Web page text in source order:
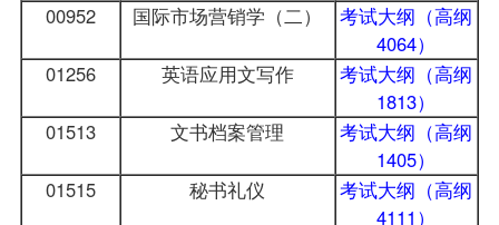
00952
国际市场营销学（二）
考试大纲（高纲
4064）
01256
英语应用文写作
考试大纲（高纲
1813）
01513
文书档案管理
考试大纲（高纲
1405）
01515
秘书礼仪
考试大纲（高纲
4111）